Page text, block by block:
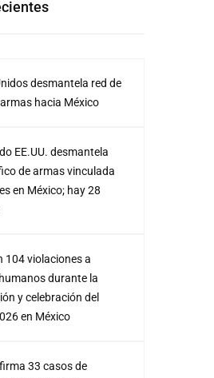
desmantela red de
hacia México
EE.UU. desmantela
de armas vinculada
en México; hay 28
104 violaciones a
durante la
y celebración del
en México
33 casos de